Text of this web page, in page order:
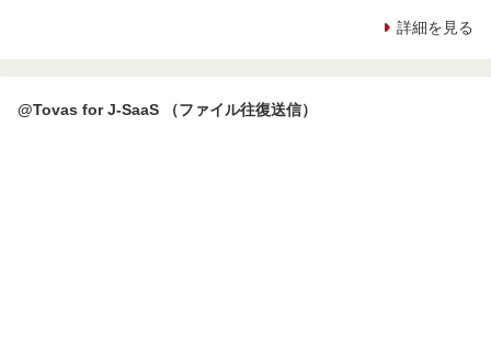
詳細を見る
@Tovas for J-SaaS （ファイル往復送信）